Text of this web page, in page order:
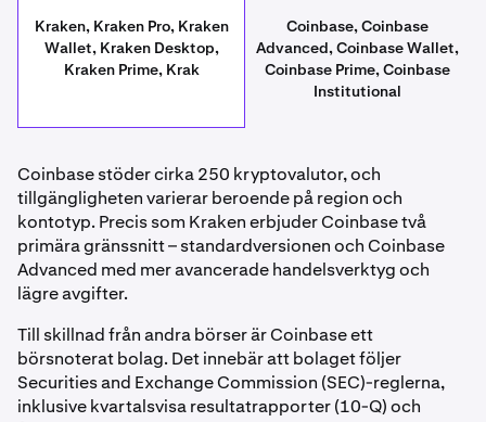
Kraken, Kraken Pro, Kraken
Wallet, Kraken Desktop,
Kraken Prime, Krak
Coinbase, Coinbase
Advanced, Coinbase Wallet,
Coinbase Prime, Coinbase
Institutional
Coinbase stöder cirka 250 kryptovalutor, och
tillgängligheten varierar beroende på region och
kontotyp. Precis som Kraken erbjuder Coinbase två
primära gränssnitt – standardversionen och Coinbase
Advanced med mer avancerade handelsverktyg och
lägre avgifter.
Till skillnad från andra börser är Coinbase ett
börsnoterat bolag. Det innebär att bolaget följer
Securities and Exchange Commission (SEC)-reglerna,
inklusive kvartalsvisa resultatrapporter (10-Q) och